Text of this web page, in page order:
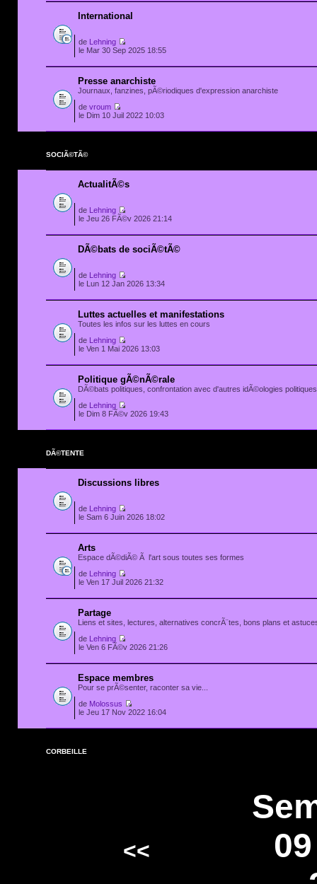
International
de
Lehning
le Mar 30 Sep 2025 18:55
Presse anarchiste
Journaux, fanzines, pÃ©riodiques d'expression anarchiste
de vroum
le Dim 10 Juil 2022 10:03
SOCIÃ©TÃ©
ActualitÃ©s
de
Lehning
le Jeu 26 FÃ©v 2026 21:14
DÃ©bats de sociÃ©tÃ©
de
Lehning
le Lun 12 Jan 2026 13:34
Luttes actuelles et manifestations
Toutes les infos sur les luttes en cours
de
Lehning
le Ven 1 Mai 2026 13:03
Politique gÃ©nÃ©rale
DÃ©bats politiques, confrontation avec d'autres idÃ©ologies
de
Lehning
le Dim 8 FÃ©v 2026 19:43
DÃ©TENTE
Discussions libres
de
Lehning
le Sam 6 Juin 2026 18:02
Arts
Espace dÃ©diÃ© Ã l'art sous toutes ses formes
de
Lehning
le Ven 17 Juil 2026 21:32
Partage
Liens et sites, lectures, alternatives concrÃ¨tes, bons plans et
de
Lehning
le Ven 6 FÃ©v 2026 21:26
Espace membres
Pour se prÃ©senter, raconter sa vie...
de Molossus
le Jeu 17 Nov 2022 16:04
CORBEILLE
<<